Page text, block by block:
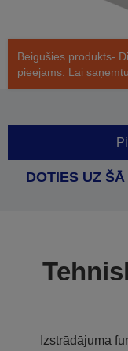
Beigušies produkts-
pieejams. Lai
DOTIES UZ
Izstrādājuma